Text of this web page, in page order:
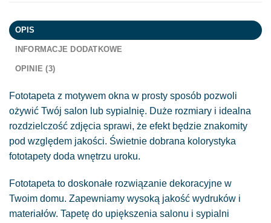
OPIS
INFORMACJE DODATKOWE
OPINIE (3)
Fototapeta z motywem okna w prosty sposób pozwoli
ożywić Twój salon lub sypialnię. Duże rozmiary i idealna
rozdzielczość zdjęcia sprawi, że efekt będzie znakomity
pod względem jakości. Świetnie dobrana kolorystyka
fototapety doda wnętrzu uroku.
Fototapeta to doskonałe rozwiązanie dekoracyjne w
Twoim domu. Zapewniamy wysoką jakość wydruków i
materiałów. Tapetę do upiększenia salonu i sypialni